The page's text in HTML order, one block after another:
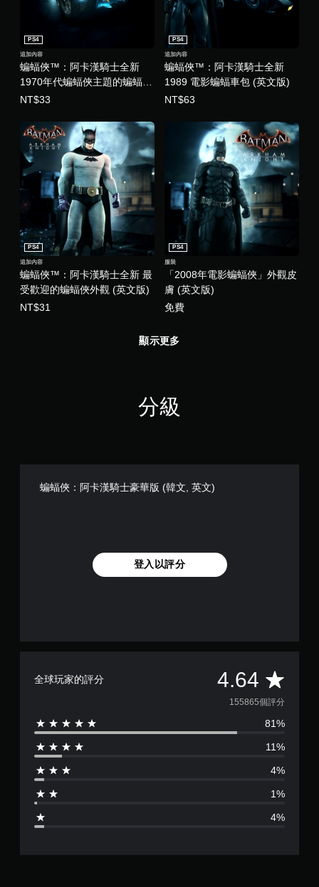
蝙蝠俠™：阿卡漢騎士全新
1970年代蝙蝠俠主題的蝙蝠車
外觀 (英文版)
PS4
追加內容
NT$33
蝙蝠俠™：阿卡漢騎士全新
1989 電影蝙蝠車包 (英文版)
PS4
追加內容
NT$63
蝙蝠俠™：阿卡漢騎士全新 最
受歡迎的蝙蝠俠外觀 (英文版)
PS4
追加內容
NT$31
「2008年電影蝙蝠俠」外觀皮
膚 (英文版)
PS4
服裝
免費
顯示更多
分級
蝙蝠俠：阿卡漢騎士豪華版 (韓文, 英文)
登入以評分
全球玩家的評分 4.64 平
均
評
分
6
155865個評分
81%
11%
4%
1%
4%